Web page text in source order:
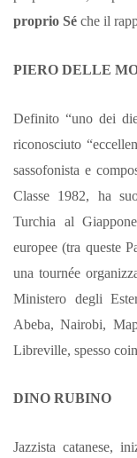
proprio Sé che il
PIERO DELLE
Definito “uno dei
riconosciuto
sassofonista e
Classe 1982, ha
Turchia al
europee (tra queste
una tournée
Ministero degli
Abeba, Nairobi,
Libreville, spesso
DINO RUBINO
Jazzista catanese,